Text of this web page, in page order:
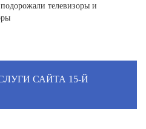
телевизоры и
САЙТА 15-Й